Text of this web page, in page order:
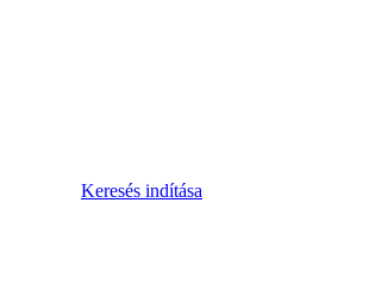
Keresés indítása